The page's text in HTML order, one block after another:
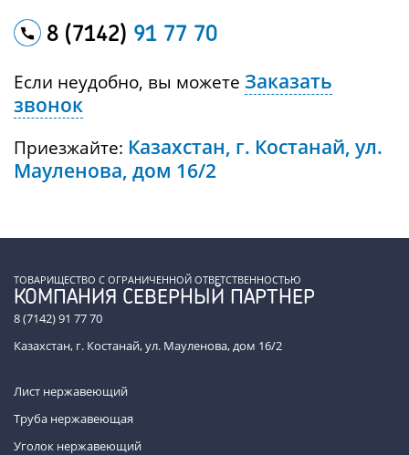
8 (7142) 91 77 70
Если неудобно, вы можете Заказать
звонок
Приезжайте: Казахстан, г. Костанай, ул.
Мауленова, дом 16/2
ТОВАРИЩЕСТВО С ОГРАНИЧЕННОЙ ОТВЕТСТВЕННОСТЬЮ
КОМПАНИЯ СЕВЕРНЫЙ ПАРТНЕР
8 (7142) 91 77 70
Казахстан, г. Костанай, ул. Мауленова, дом 16/2
Лист нержавеющий
Труба нержавеющая
Уголок нержавеющий